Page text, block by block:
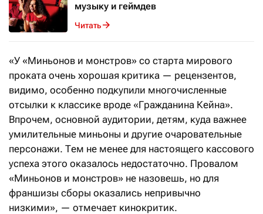
музыку и геймдев
Читать
«У «Миньонов и монстров» со старта мирового
проката очень хорошая критика — рецензентов,
видимо, особенно подкупили многочисленные
отсылки к классике вроде «Гражданина Кейна».
Впрочем, основной аудитории, детям, куда важнее
умилительные миньоны и другие очаровательные
персонажи. Тем не менее для настоящего кассового
успеха этого оказалось недостаточно. Провалом
«Миньонов и монстров» не назовешь, но для
франшизы сборы оказались непривычно
низкими», — отмечает кинокритик.